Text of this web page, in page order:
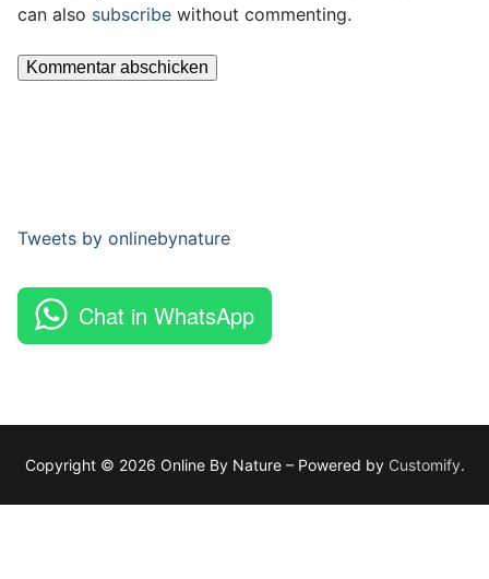
can also subscribe without commenting.
Tweets by onlinebynature
Chat in WhatsApp
Copyright © 2026 Online By Nature – Powered by Customify.